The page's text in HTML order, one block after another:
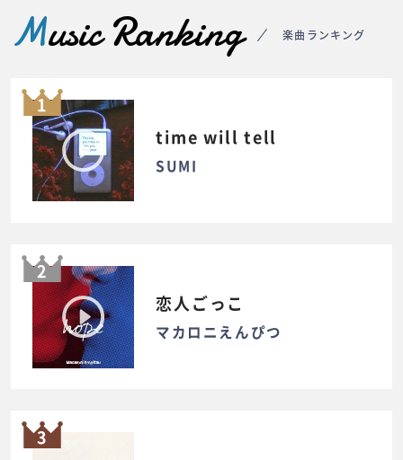
Music Ranking 楽曲ランキング
1
time will tell
SUMI
2
恋人ごっこ
マカロニえんぴつ
3